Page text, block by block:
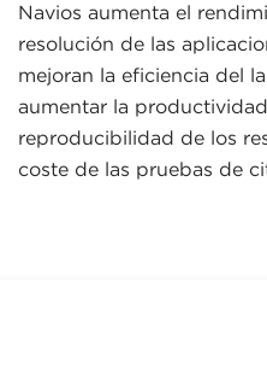
Navios aumenta el
resolución de las
mejoran la eficiencia del
aumentar la
reproducibilidad de los
coste de las pruebas de